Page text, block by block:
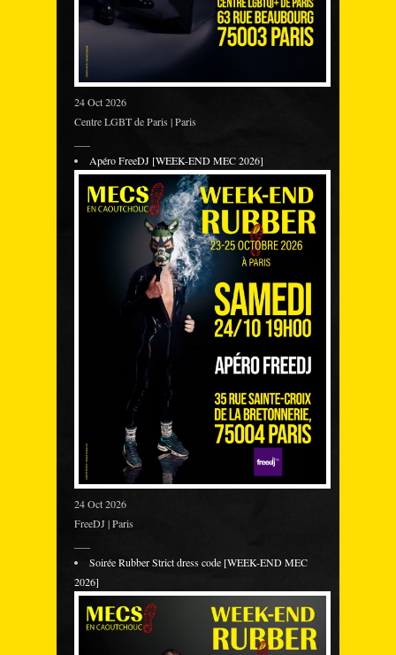
24 Oct 2026
Centre LGBT de Paris | Paris
Apéro FreeDJ [WEEK-END MEC 2026]
24 Oct 2026
FreeDJ | Paris
Soirée Rubber Strict dress code [WEEK-END MEC
2026]